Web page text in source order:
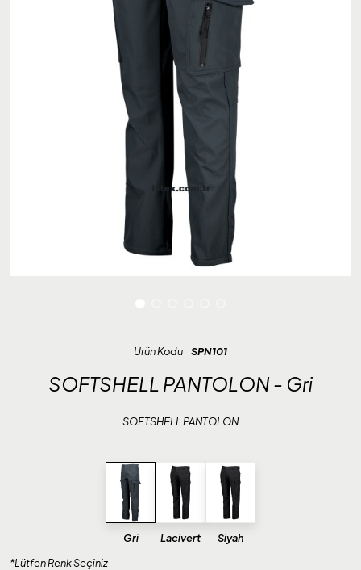
Ürün Kodu SPN101
SOFTSHELL PANTOLON - Gri
SOFTSHELL PANTOLON
Gri Lacivert
Siyah
*Lütfen Renk Seçiniz